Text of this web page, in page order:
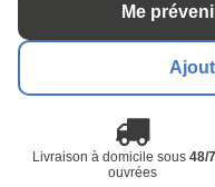
Me
Livraison à domicile sous48/
ouvrées